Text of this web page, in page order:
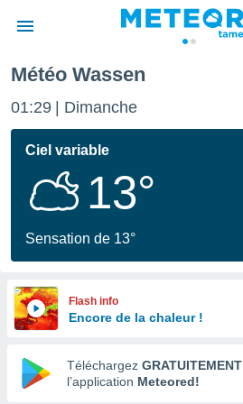
de
en
Météo Wassen
01:29 Dimanche
Ciel variable
13°
Sensation de 13°
Flash info
Encore de la chaleur !
Téléchargez GRATUITEMENT
l’application Meteored!